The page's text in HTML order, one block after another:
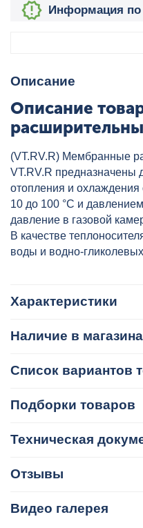
Информация по
Описание
Описание
VT.RV.R.080500
(VT.RV.R) Мембранные
VT.RV.R предназначены
отопления и охлаждения
10 до 100 °С и
давление в газовой
В качестве
воды и водно-
Характеристики
Наличие в
Список вариантов
Подборки товаров
Техническая
Отзывы
Видео галерея